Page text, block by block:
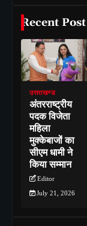
Recent Post
उत्तराखण्ड
अंतरराष्ट्रीय
पदक विजेता
महिला
मुक्केबाजों का
सीएम धामी ने
किया सम्मान
Editor
July 21, 2026